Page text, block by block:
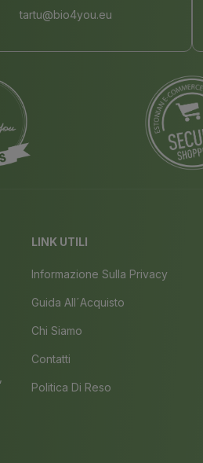
tartu@bio4you.eu
LINK UTILI
Informazione Sulla Privacy
Guida All´acquisto
Chi Siamo
Contatti
Politica Di Reso